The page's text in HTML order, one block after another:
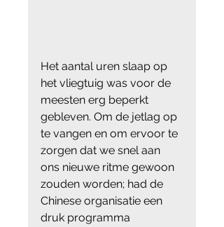
Het aantal uren slaap op
het vliegtuig was voor de
meesten erg beperkt
gebleven. Om de jetlag op
te vangen en om ervoor te
zorgen dat we snel aan
ons nieuwe ritme gewoon
zouden worden; had de
Chinese organisatie een
druk programma